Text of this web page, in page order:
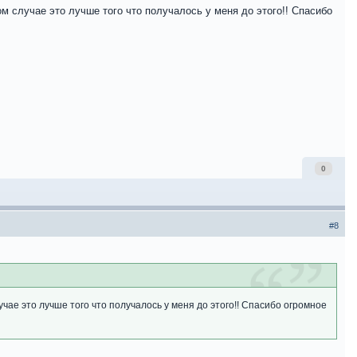
это лучше того что получалось у меня до этого!! Спасибо
0
#8
это лучше того что получалось у меня до этого!! Спасибо огромное